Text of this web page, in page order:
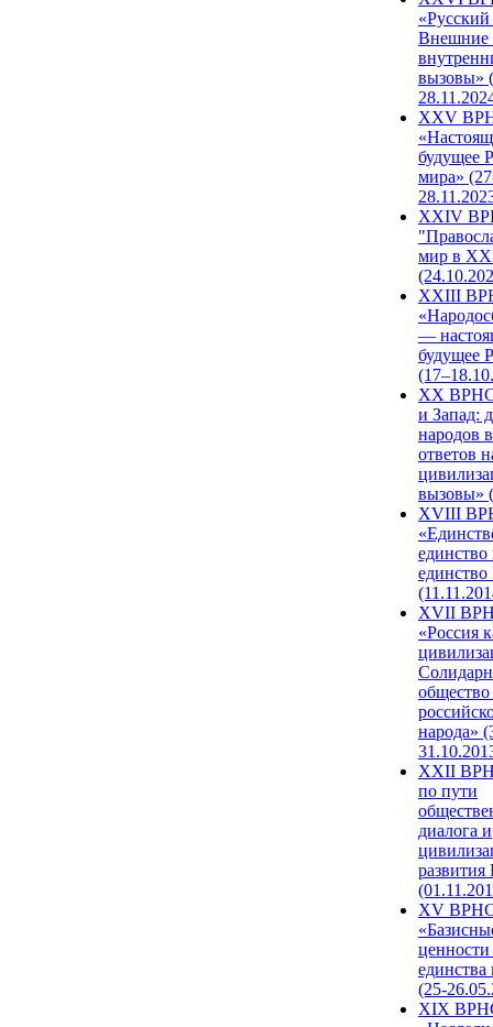
Внешние
вызовы»
XXV
будущее
мира»
XXIV
мир в
XXIII
—
будущее
XX ВРНС
и Запад:
народов
ответов
вызовы»
XVIII
единство
единство
XVII
«Россия
народа»
XXII
по пути
диалога и
развития
XV
единства
(25-
XIX